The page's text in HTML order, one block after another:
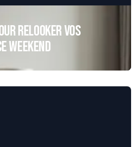
relooker vos
weekend